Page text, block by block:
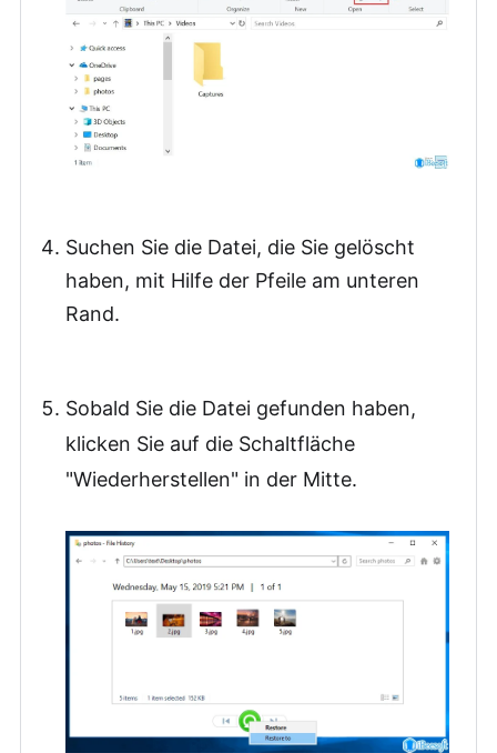
Suchen Sie die Datei, die Sie gelöscht
haben, mit Hilfe der Pfeile am unteren
Rand.
Sobald Sie die Datei gefunden haben,
klicken Sie auf die Schaltfläche
"Wiederherstellen" in der Mitte.